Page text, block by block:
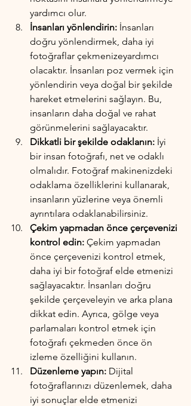
yardımcı olur.
İnsanları yönlendirin: İnsanları
doğru yönlendirmek, daha iyi
fotoğraflar çekmenizeyardımcı
olacaktır. İnsanları poz vermek için
yönlendirin veya doğal bir şekilde
hareket etmelerini sağlayın. Bu,
insanların daha doğal ve rahat
görünmelerini sağlayacaktır.
Dikkatli bir şekilde odaklanın: İyi
bir insan fotoğrafı, net ve odaklı
olmalıdır. Fotoğraf makinenizdeki
odaklama özelliklerini kullanarak,
insanların yüzlerine veya önemli
ayrıntılara odaklanabilirsiniz.
Çekim yapmadan önce çerçevenizi
kontrol edin: Çekim yapmadan
önce çerçevenizi kontrol etmek,
daha iyi bir fotoğraf elde etmenizi
sağlayacaktır. İnsanları doğru
şekilde çerçeveleyin ve arka plana
dikkat edin. Ayrıca, gölge veya
parlamaları kontrol etmek için
fotoğrafı çekmeden önce ön
izleme özelliğini kullanın.
Düzenleme yapın: Dijital
fotoğraflarınızı düzenlemek, daha
iyi sonuçlar elde etmenizi